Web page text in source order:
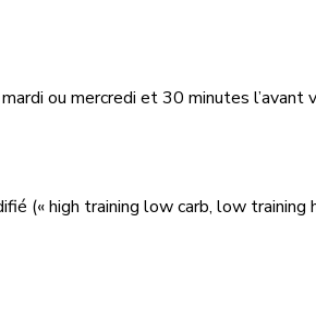
ou mercredi et 30 minutes l’avant
(« high training low carb, low